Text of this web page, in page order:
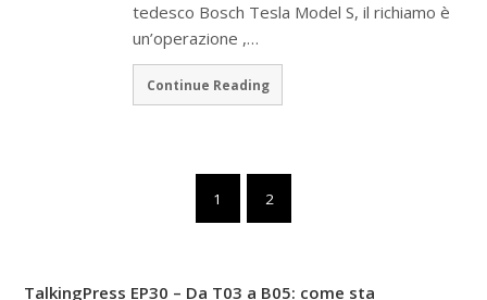
tedesco Bosch Tesla Model S, il richiamo è
un’operazione ,…
Continue Reading
1 2
TalkingPress EP30 – Da T03 a B05: come sta